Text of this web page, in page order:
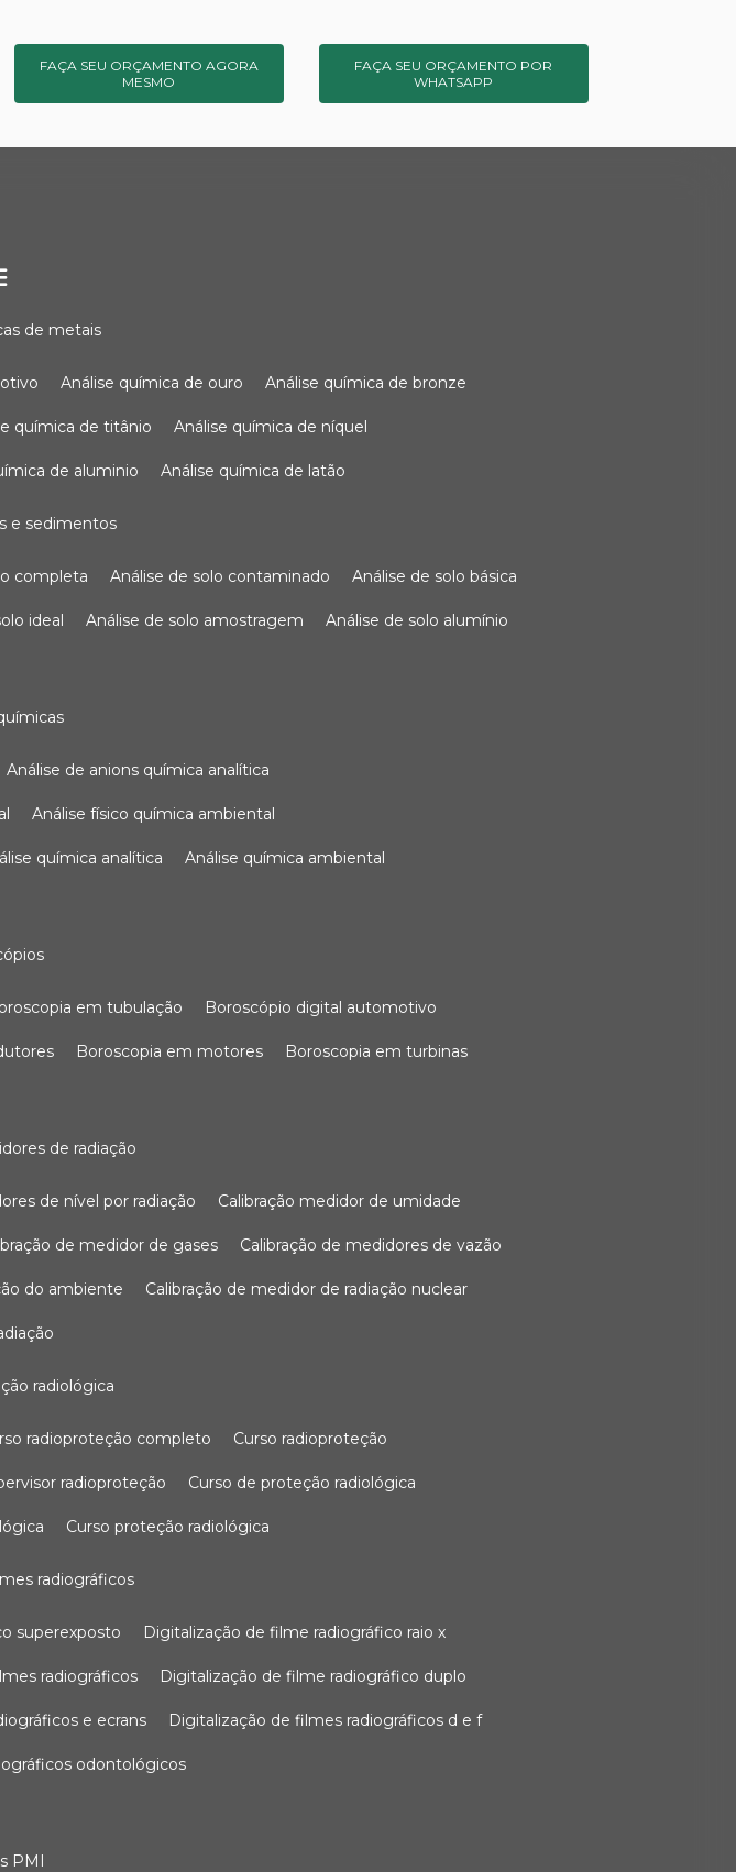
FAÇA SEU ORÇAMENTO AGORA
MESMO
FAÇA SEU ORÇAMENTO POR
WHATSAPP
de metais
análise química de ouro análise química de bronze
química de titânio análise química de níquel
de aluminio análise química de latão
e sedimentos
completa análise de solo contaminado análise de solo básica
ideal análise de solo amostragem análise de solo alumínio
análise de anions química analítica
análise físico química ambiental
química analítica análise química ambiental
boroscopia em tubulação boroscópio digital automotivo
boroscopia em motores boroscopia em turbinas
de radiação
de nível por radiação calibração medidor de umidade
de medidor de gases calibração de medidores de vazão
do ambiente calibração de medidor de radiação nuclear
radiológica
radioproteção completo curso radioproteção
radioproteção curso de proteção radiológica
curso proteção radiológica
radiográficos
superexposto digitalização de filme radiográfico raio x
radiográficos digitalização de filme radiográfico duplo
e ecrans digitalização de filmes radiográficos d e f
odontológicos
PMI